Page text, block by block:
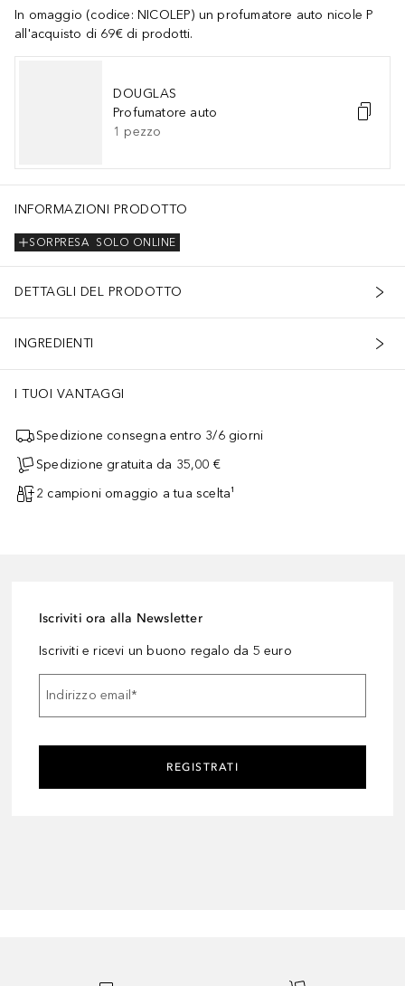
In omaggio (codice: NICOLEP) un profumatore auto nicole P
all'acquisto di 69€ di prodotti.
DOUGLAS
Profumatore auto
1 pezzo
INFORMAZIONI PRODOTTO
SOLO ONLINE
SORPRESA
DETTAGLI DEL PRODOTTO
INGREDIENTI
I TUOI VANTAGGI
Spedizione consegna entro 3/6 giorni
Spedizione gratuita da 35,00 €
2 campioni omaggio a tua scelta¹
Iscriviti ora alla Newsletter
Iscriviti e ricevi un buono regalo da 5 euro
Indirizzo email*
REGISTRATI